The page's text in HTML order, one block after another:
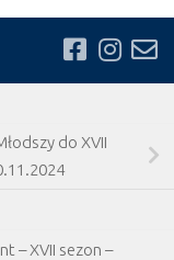
do XVII
– XVII sezon –